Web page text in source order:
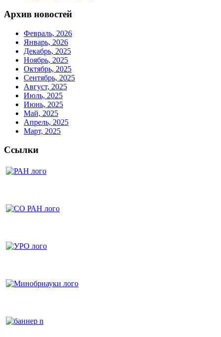
Архив новостей
Февраль, 2026
Январь, 2026
Декабрь, 2025
Ноябрь, 2025
Октябрь, 2025
Сентябрь, 2025
Август, 2025
Июль, 2025
Июнь, 2025
Май, 2025
Апрель, 2025
Март, 2025
Ссылки